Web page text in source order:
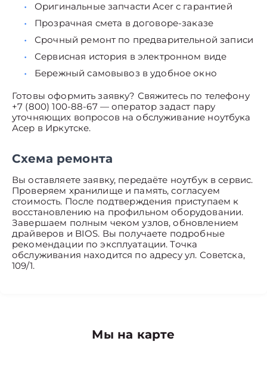
Оригинальные запчасти Acer с гарантией
Прозрачная смета в договоре-заказе
Срочный ремонт по предварительной записи
Сервисная история в электронном виде
Бережный самовывоз в удобное окно
Готовы оформить заявку? Свяжитесь по телефону
+7 (800) 100-88-67 — оператор задаст пару
уточняющих вопросов на обслуживание ноутбука
Асер в Иркутске.
Схема ремонта
Вы оставляете заявку, передаёте ноутбук в сервис.
Проверяем хранилище и память, согласуем
стоимость. После подтверждения приступаем к
восстановлению на профильном оборудовании.
Завершаем полным чеком узлов, обновлением
драйверов и BIOS. Вы получаете подробные
рекомендации по эксплуатации. Точка
обслуживания находится по адресу ул. Советска,
109/1.
Мы на карте